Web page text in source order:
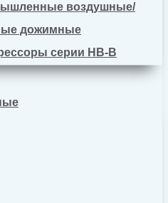
воздушные/
дожимные
серии HB-B